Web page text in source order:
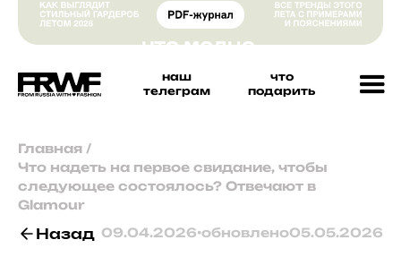
наш
телеграм
что
подарить
Главная /
Что надеть на первое свидание, чтобы
следующее состоялось? Отвечают в
Glamour
Назад 09.04.2026•обновлено05.05.2026